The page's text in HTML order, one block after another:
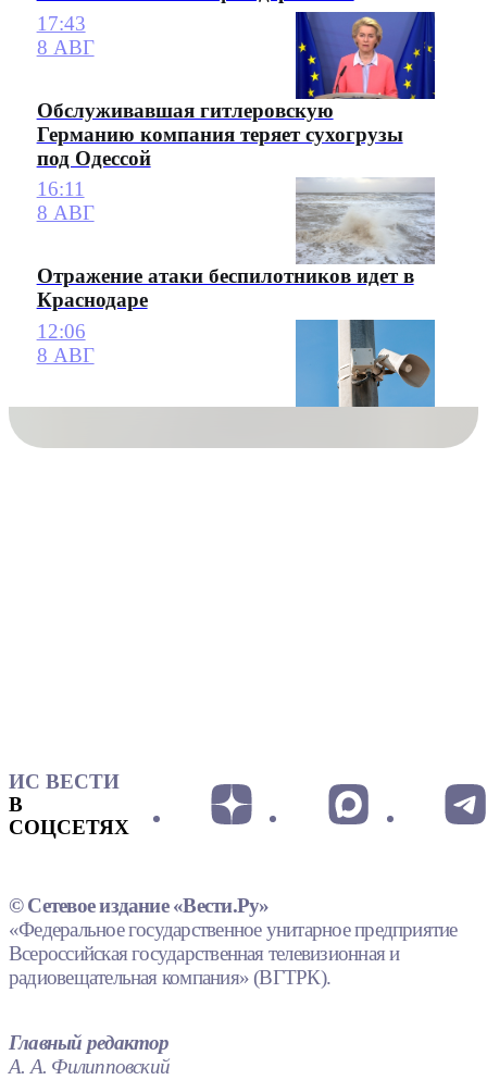
17:43
8 АВГ
Обслуживавшая гитлеровскую
Германию компания теряет сухогрузы
под Одессой
16:11
8 АВГ
Отражение атаки беспилотников идет в
Краснодаре
12:06
8 АВГ
ИС ВЕСТИ
В
СОЦСЕТЯХ
© Сетевое издание «Вести.Ру»
«Федеральное государственное унитарное предприятие
Всероссийская государственная телевизионная и
радиовещательная компания» (ВГТРК).
Главный редактор
А. А. Филипповский